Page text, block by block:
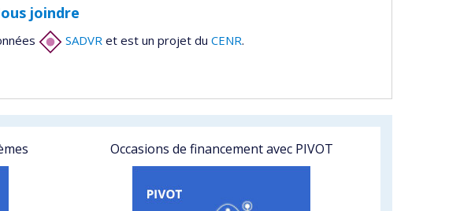
joindre
SADVR et est un projet du CENR.
Occasions de financement avec PIVOT